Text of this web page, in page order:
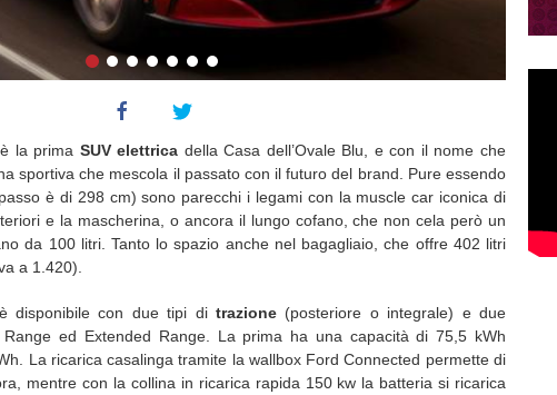
la prima SUV elettrica della Casa dell’Ovale Blu, e con il nome che
sportiva che mescola il passato con il futuro del brand. Pure essendo
è di 298 cm) sono parecchi i legami con la muscle car iconica di
e la mascherina, o ancora il lungo cofano, che non cela però un
da 100 litri. Tanto lo spazio anche nel bagagliaio, che offre 402 litri
a 1.420).
disponibile con due tipi di trazione (posteriore o integrale) e due
Range ed Extended Range. La prima ha una capacità di 75,5 kWh
La ricarica casalinga tramite la wallbox Ford Connected permette di
mentre con la collina in ricarica rapida 150 kw la batteria si ricarica